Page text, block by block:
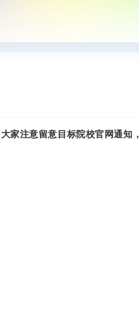
家注意留意目标院校官网通知，